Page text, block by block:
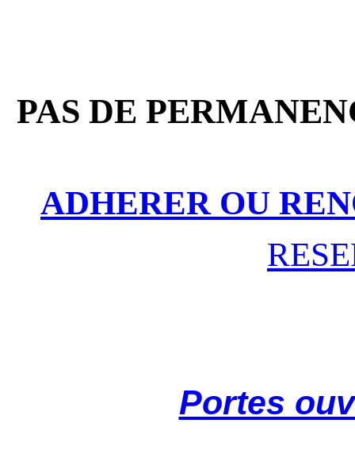
PAS DE
ADHERER OU
Portes